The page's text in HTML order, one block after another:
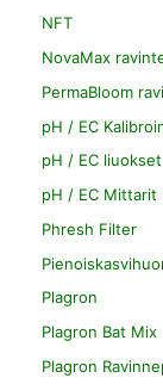
NFT
NovaMax
PermaBloom
pH / EC
pH / EC liuokset
pH / EC Mittarit
Phresh Filter
Plagron
Plagron Bat Mix
Plagron